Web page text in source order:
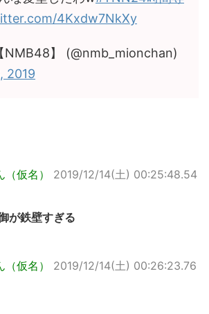
4Kxdw7NkXy
】 (@nmb_mionchan)
2019
仮名）
2019/12/14(土) 00:25:48.54
が鉄壁すぎる
仮名）
2019/12/14(土) 00:26:23.76